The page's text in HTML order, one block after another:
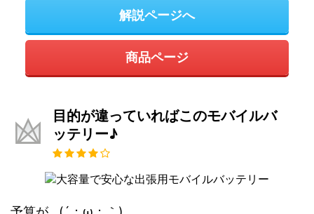
解説ページへ
商品ページ
目的が違っていればこのモバイルバ
ッテリー♪